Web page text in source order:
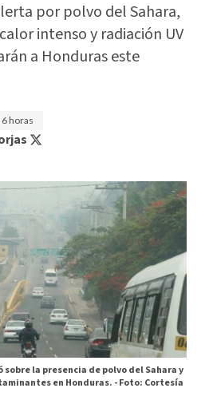
por polvo del Sahara,
intenso y radiación UV
a Honduras este
horas
la presencia de polvo del Sahara y
en Honduras. -Foto: Cortesía